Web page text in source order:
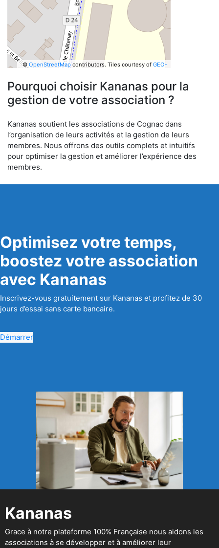
© OpenStreetMapcontributors. Tiles courtesy of GEO-
Pourquoi choisir Kananas pour la
gestion de votre association ?
Kananas soutient les associations de Cognac dans
l’organisation de leurs activités et la gestion de leurs
membres. Nous offrons des outils complets et intuitifs
pour optimiser la gestion et améliorer l’expérience des
membres.
Optimisez votre temps,
boostez votre association
avec Kananas
Inscrivez-vous gratuitement sur Kananas et profitez de 30
jours d’essai sans carte bancaire.
Démarrer
Kananas
Grace à notre plateforme 100% Française nous aidons les
associations à se développer et à améliorer leur